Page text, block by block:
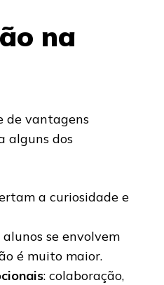
na
de vantagens
alguns dos
a curiosidade e
alunos se envolvem
é muito maior.
: colaboração,